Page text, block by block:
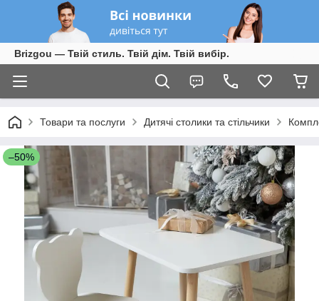
Brizgou — Твій стиль. Твій дім. Твій вибір.
Товари та послуги Дитячі столики та стільчики
–50%